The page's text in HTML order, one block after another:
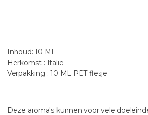
Inhoud: 10 ML
Herkomst : Italie
Verpakking : 10 ML PET flesje
Deze aroma's kunnen voor vele